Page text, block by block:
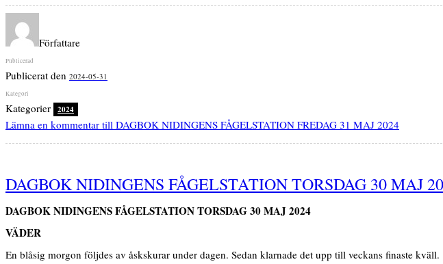
Författare
Publicerat den 2024-05-31
Kategorier 2024
Lämna en kommentar till DAGBOK NIDINGENS FÅGELSTATION FREDAG 31 MAJ 2024
DAGBOK NIDINGENS FÅGELSTATION TORSDAG 30 MAJ
DAGBOKNIDINGENS FÅGELSTATION TORSDAG 30 MAJ 2024
VÄDER
En blåsig morgon följdes av åskskurar under dagen. Sedan klarnade det upp till veckans finaste kväll.